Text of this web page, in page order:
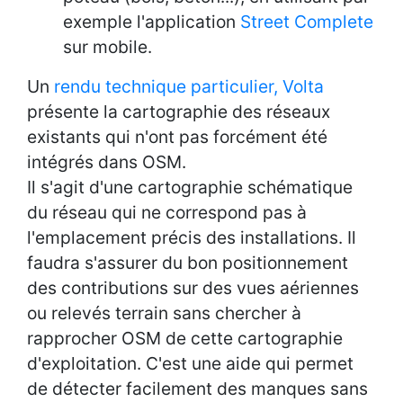
exemple l'application Street Complete
sur mobile.
Un rendu technique particulier, Volta
présente la cartographie des réseaux
existants qui n'ont pas forcément été
intégrés dans OSM.
Il s'agit d'une cartographie schématique
du réseau qui ne correspond pas à
l'emplacement précis des installations. Il
faudra s'assurer du bon positionnement
des contributions sur des vues aériennes
ou relevés terrain sans chercher à
rapprocher OSM de cette cartographie
d'exploitation. C'est une aide qui permet
de détecter facilement des manques sans